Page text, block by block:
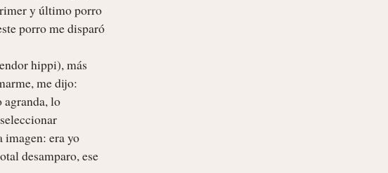
y último porro
porro me disparó
hippi), más
me dijo:
agranda, lo
imagen: era yo
desamparo, ese